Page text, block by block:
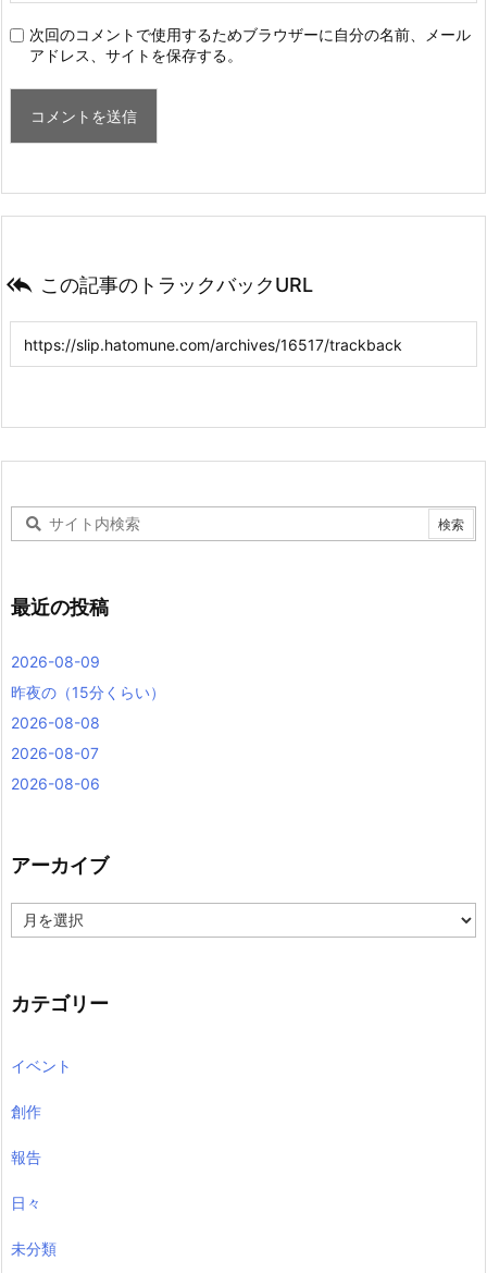
次回のコメントで使用するためブラウザーに自分の名前、メール
アドレス、サイトを保存する。
 この記事のトラックバックURL
最近の投稿
2026-08-09
昨夜の（15分くらい）
2026-08-08
2026-08-07
2026-08-06
アーカイブ
ー
ブ
カテゴリー
イベント
創作
報告
日々
未分類